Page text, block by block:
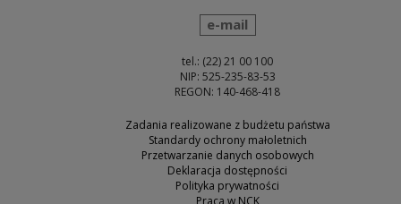
wyślij wiadomość
e-mail
tel.: (22) 21 00 100
NIP: 525-235-83-53
REGON: 140-468-418
Zadania realizowane z budżetu państwa
Standardy ochrony małoletnich
Przetwarzanie danych osobowych
Deklaracja dostępności
Polityka prywatności